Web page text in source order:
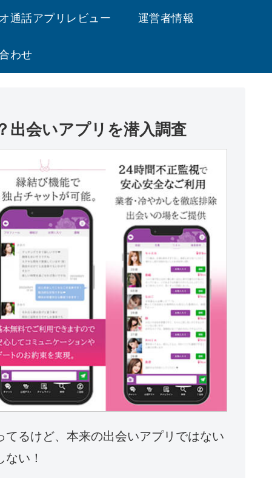
通話アプリレビュー 運営者情報
わせ
出会いアプリを潜入調査
てるけど、本来の出会いアプリではない
い！